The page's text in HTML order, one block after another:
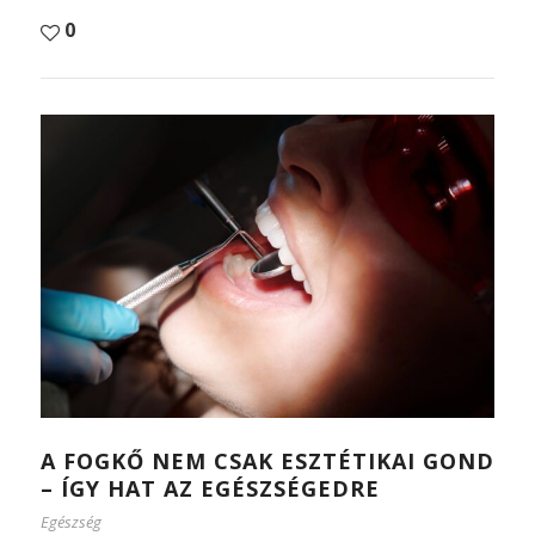
0
A FOGKŐ NEM CSAK ESZTÉTIKAI GOND
– ÍGY HAT AZ EGÉSZSÉGEDRE
Egészség